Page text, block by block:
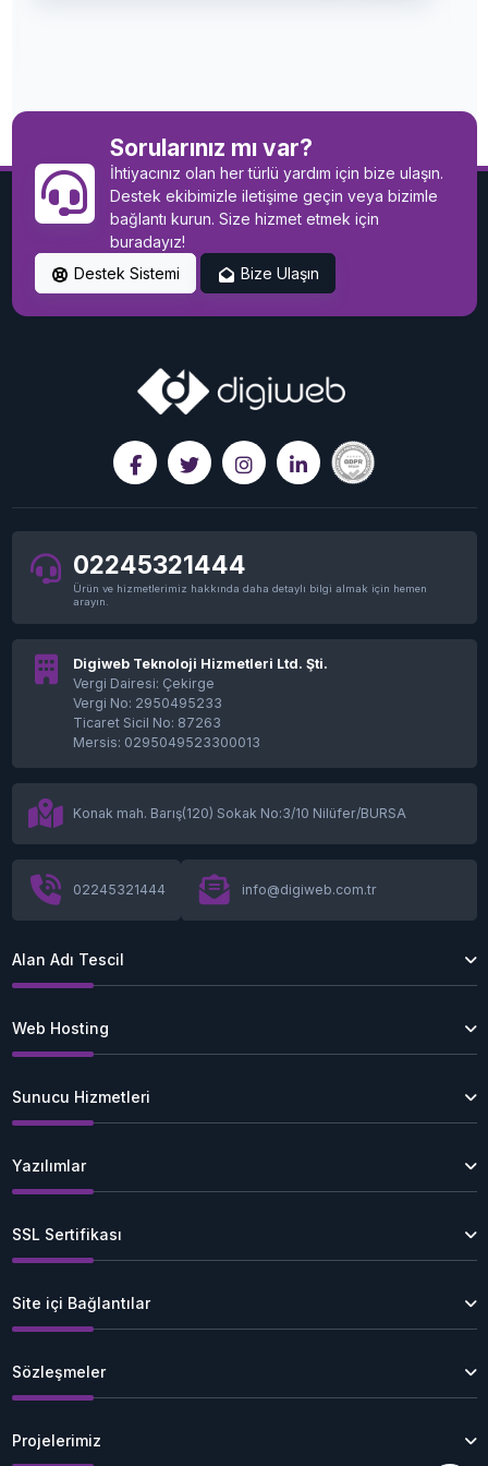
Sorularınız mı var?
İhtiyacınız olan her türlü yardım için bize ulaşın.
Destek ekibimizle iletişime geçin veya bizimle
bağlantı kurun. Size hizmet etmek için
buradayız!
Destek Sistemi
Bize Ulaşın
02245321444
Ürün ve hizmetlerimiz hakkında daha detaylı bilgi almak için hemen
arayın.
Digiweb Teknoloji Hizmetleri Ltd. Şti.
Vergi Dairesi: Çekirge
Vergi No: 2950495233
Ticaret Sicil No: 87263
Mersis: 0295049523300013
Konak mah. Barış(120) Sokak No:3/10 Nilüfer/BURSA
02245321444 info@digiweb.com.tr
Alan Adı Tescil
Web Hosting
Sunucu Hizmetleri
Yazılımlar
SSL Sertifikası
Site içi Bağlantılar
Sözleşmeler
Projelerimiz